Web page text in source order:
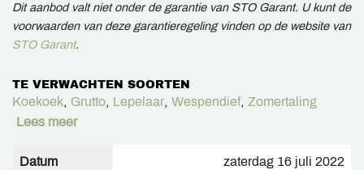
Dit aanbod valt niet onder de garantie van STO Garant. U kunt de
voorwaarden van deze garantieregeling vinden op de website van
STO Garant.
TE VERWACHTEN SOORTEN
Koekoek, Grutto, Lepelaar, Wespendief, Zomertaling
Lees meer
Datum zaterdag 16 juli 2022